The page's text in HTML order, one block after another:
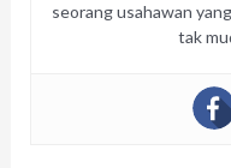
seorang usahawan
tak